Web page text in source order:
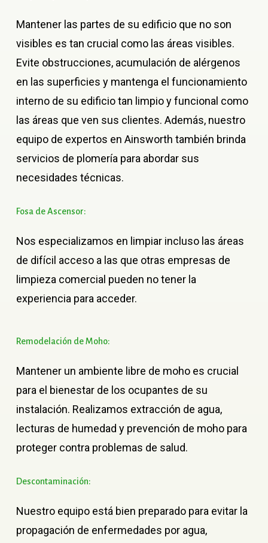
Mantener las partes de su edificio que no son
visibles es tan crucial como las áreas visibles.
Evite obstrucciones, acumulación de alérgenos
en las superficies y mantenga el funcionamiento
interno de su edificio tan limpio y funcional como
las áreas que ven sus clientes. Además, nuestro
equipo de expertos en Ainsworth también brinda
servicios de plomería para abordar sus
necesidades técnicas.
Fosa deAscensor:
Nos especializamos en limpiar incluso las áreas
de difícil acceso a las que otras empresas de
limpieza comercial pueden no tener la
experiencia para acceder.
Remodelación deMoho:
Mantener un ambiente libre de moho es crucial
para el bienestar de los ocupantes de su
instalación. Realizamos extracción de agua,
lecturas de humedad y prevención de moho para
proteger contra problemas de salud.
Descontaminación:
Nuestro equipo está bien preparado para evitar la
propagación de enfermedades por agua,